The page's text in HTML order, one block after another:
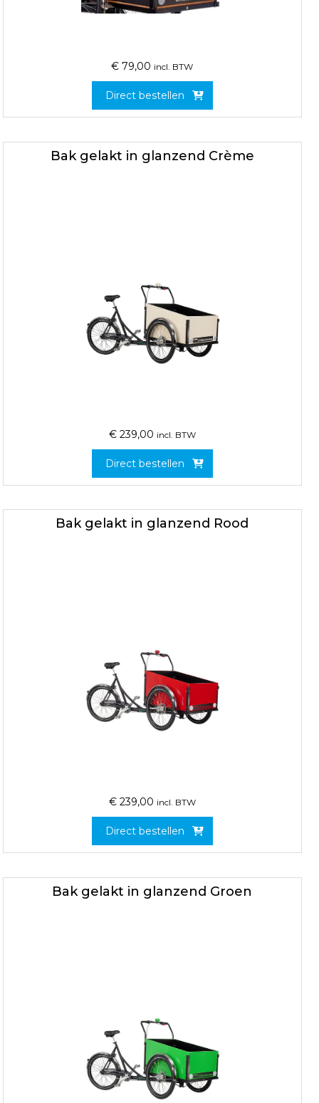
€ 79,00 incl. BTW
Direct bestellen
Bak gelakt in glanzend Crème
€ 239,00 incl. BTW
Direct bestellen
Bak gelakt in glanzend Rood
€ 239,00 incl. BTW
Direct bestellen
Bak gelakt in glanzend Groen